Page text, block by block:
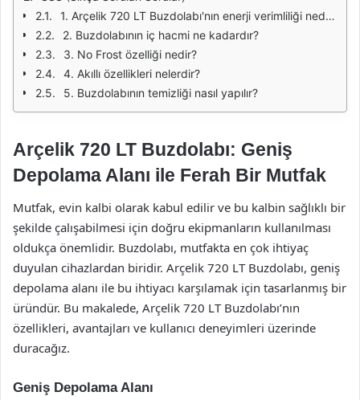
1. Arçelik 720 LT Buzdolabı'nın enerji verimliliği nedir?
2. Buzdolabının iç hacmi ne kadardır?
3. No Frost özelliği nedir?
4. Akıllı özellikleri nelerdir?
5. Buzdolabının temizliği nasıl yapılır?
Arçelik 720 LT Buzdolabı: Geniş
Depolama Alanı ile Ferah Bir Mutfak
Mutfak, evin kalbi olarak kabul edilir ve bu kalbin sağlıklı bir
şekilde çalışabilmesi için doğru ekipmanların kullanılması
oldukça önemlidir. Buzdolabı, mutfakta en çok ihtiyaç
duyulan cihazlardan biridir. Arçelik 720 LT Buzdolabı, geniş
depolama alanı ile bu ihtiyacı karşılamak için tasarlanmış bir
üründür. Bu makalede, Arçelik 720 LT Buzdolabı’nın
özellikleri, avantajları ve kullanıcı deneyimleri üzerinde
duracağız.
Geniş Depolama Alanı